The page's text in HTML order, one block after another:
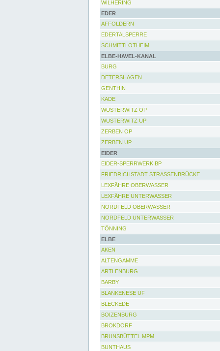
WILHERING
EDER
AFFOLDERN
EDERTALSPERRE
SCHMITTLOTHEIM
ELBE-HAVEL-KANAL
BURG
DETERSHAGEN
GENTHIN
KADE
WUSTERWITZ OP
WUSTERWITZ UP
ZERBEN OP
ZERBEN UP
EIDER
EIDER-SPERRWERK BP
FRIEDRICHSTADT STRASSENBRÜCKE
LEXFÄHRE OBERWASSER
LEXFÄHRE UNTERWASSER
NORDFELD OBERWASSER
NORDFELD UNTERWASSER
TÖNNING
ELBE
AKEN
ALTENGAMME
ARTLENBURG
BARBY
BLANKENESE UF
BLECKEDE
BOIZENBURG
BROKDORF
BRUNSBÜTTEL MPM
BUNTHAUS